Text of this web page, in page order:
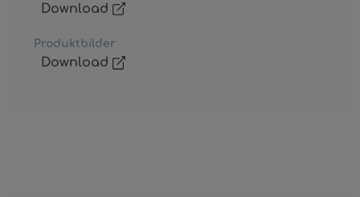
Download
Produktbilder
Download